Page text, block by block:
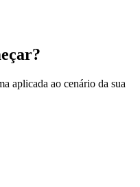
aplicada ao cenário da sua